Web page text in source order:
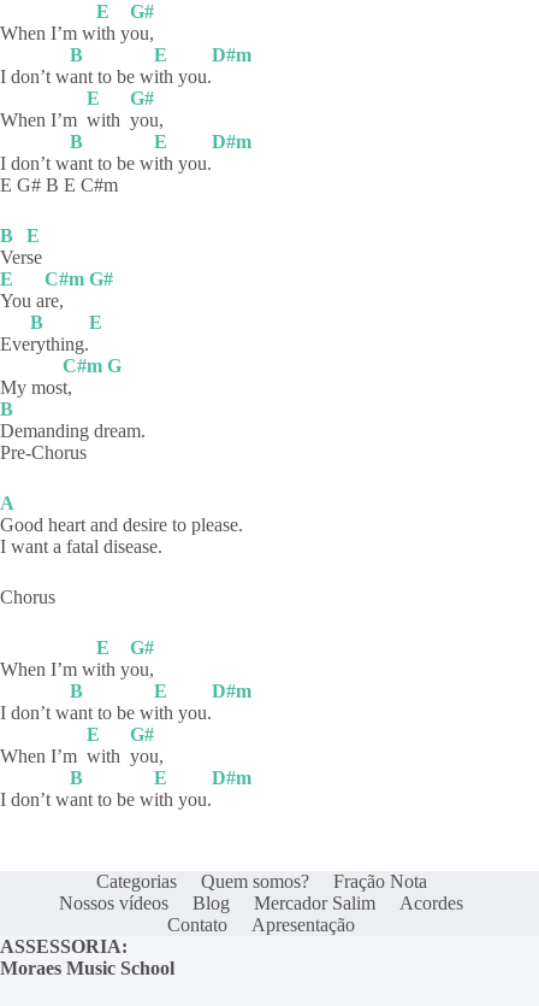
When I’m w
E
ith y
G#
ou,
I don’t w
B
ant to be w
E
ith you.
D#m
When I’m
E
with
G#
you,
I don’t w
B
ant to be w
E
ith you.
D#m
E G# B E C#m
B
Ver
E
se
E
You a
C#m
re,
G#
Eve
B
rything.
E
My mos
C#m
t,
G
B
Demanding dream.
Pre-Chorus
A
Good heart and desire to please.
I want a fatal disease.
Chorus
When I’m w
E
ith y
G#
ou,
I don’t w
B
ant to be w
E
ith you.
D#m
When I’m
E
with
G#
you,
I don’t w
B
ant to be w
E
ith you.
D#m
Categorias Quem somos?
Fração Nota
Nossos vídeos
Blog Mercador Salim
Acordes
Contato
Apresentação
ASSESSORIA:
Moraes Music School